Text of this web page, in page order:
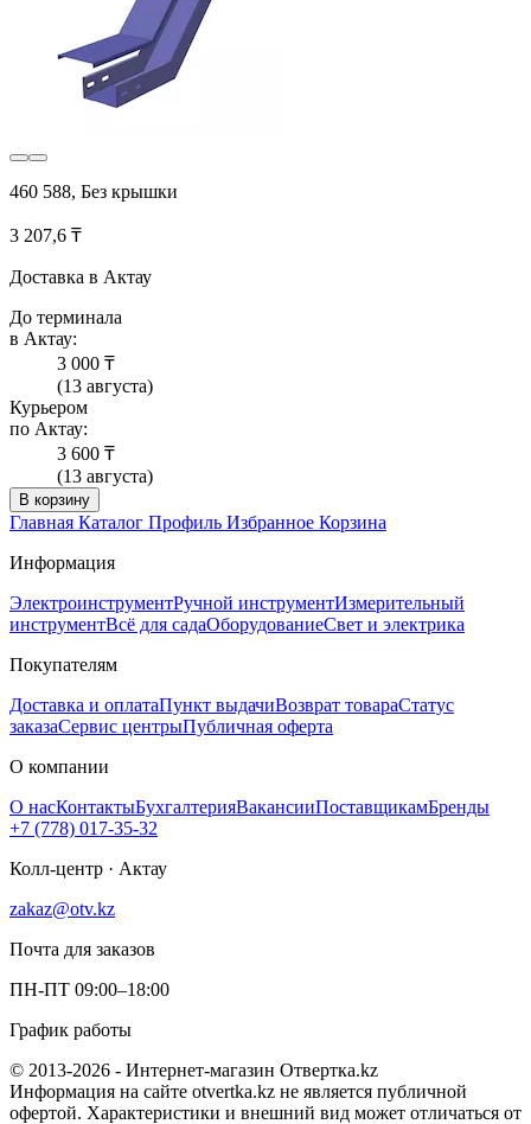
460 588, Без крышки
3 207,6 ₸
Доставка в Актау
До терминала
в Актау:
3 000 ₸
(13 августа)
Курьером
по Актау:
3 600 ₸
(13 августа)
В корзину
Главная Каталог Профиль Избранное Корзина
Информация
ЭлектроинструментРучной инструментИзмерительный
инструментВсё для садаОборудованиеСвет и электрика
Покупателям
Доставка и оплатаПункт выдачиВозврат товараСтатус
заказаСервис центрыПубличная оферта
О компании
О насКонтактыБухгалтерияВакансииПоставщикамБренды
+7 (778) 017-35-32
Колл-центр · Актау
zakaz@otv.kz
Почта для заказов
ПН-ПТ 09:00–18:00
График работы
© 2013-2026 - Интернет-магазин Отвертка.kz
Информация на сайте otvertka.kz не является публичной
офертой. Характеристики и внешний вид может отличаться от